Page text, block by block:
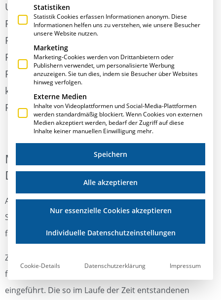
Unter der Leitung von Marc Pröchel steht die
Pröchel GmbH (ehemals Oberland
Fassadensysteme) heute als kompetenter
Partner für Entwicklung, Vertrieb,
Projektierung, Herstellung und Montage
kompletter Fenster-, Automatiktüren- &
Fassadenkonstruktionen aus Glas und Metall.
MIT TECHNIK UND KNOW-HOW FÜR
DIE ZUKUNFT DES FASSADENBAUS
Am Hauptsitz in Schwanstetten und dem zusätzlichen
Standort in Nürnberg organisiert die Pröchel GmbH die
fach- und termingerechte Abwicklung Ihrer Projekte.
Zur Organisation der kaufmännischen Abläufe wurde
frühzeitig eine betriebswirtschaftliche Software
eingeführt. Die so im Laufe der Zeit entstandenen
Statistiken
Statistik Cookies erfassen Informationen anonym. Diese
Informationen helfen uns zu verstehen, wie unsere Besucher
unsere Website nutzen.
Marketing
Marketing-Cookies werden von Drittanbietern oder
Publishern verwendet, um personalisierte Werbung
anzuzeigen. Sie tun dies, indem sie Besucher über Websites
hinweg verfolgen.
Externe Medien
Inhalte von Videoplattformen und Social-Media-Plattformen
werden standardmäßig blockiert. Wenn Cookies von externen
Medien akzeptiert werden, bedarf der Zugriff auf diese
Inhalte keiner manuellen Einwilligung mehr.
Speichern
Alle akzeptieren
Nur essenzielle Cookies akzeptieren
Individuelle Datenschutzeinstellungen
Cookie-Details Datenschutzerklärung Impressum